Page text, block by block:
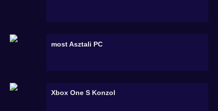
mostAsztali PC
Xbox One S Konzol